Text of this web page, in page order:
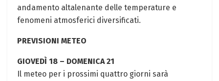
andamento altalenante delle temperature e
fenomeni atmosferici diversificati.
PREVISIONI METEO
GIOVEDÌ 18 – DOMENICA 21
Il meteo per i prossimi quattro giorni sarà